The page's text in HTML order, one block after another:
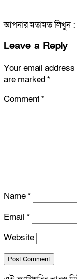
আপনার মতামত লিখুন :
Leave a Reply
Your email
are marked*
Comment*
Name*
Email *
Website